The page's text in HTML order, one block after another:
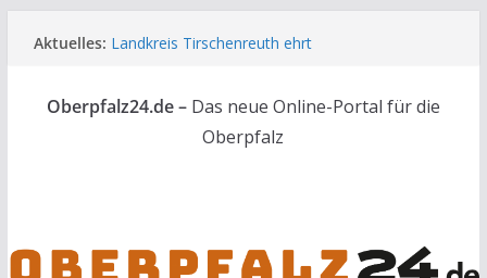
Inhalt
Aktuelles: Landkreis Tirschenreuth ehrt
Deutsch-amerikanischer Schüleraustausch zu
Gast im Landratsamt
Vater und Sohn mit Waffen und Böllern erwischt
Oberpfalz24.de – Das neue Online-Portal für die
Oberpfalz